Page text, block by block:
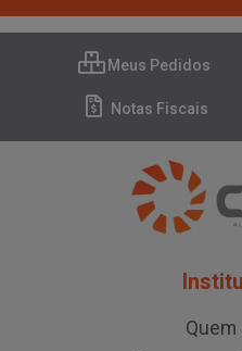
Meus Pedidos
Notas Fiscais